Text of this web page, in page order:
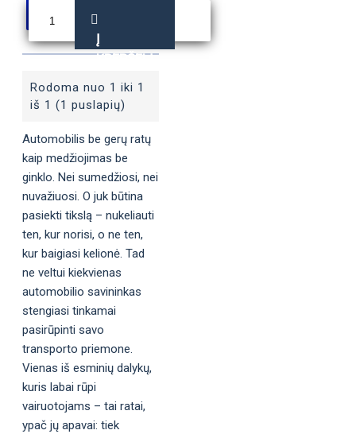
Į
KREPŠELĮ
Rodoma nuo 1 iki 1
iš 1 (1 puslapių)
Automobilis be gerų ratų
kaip medžiojimas be
ginklo. Nei sumedžiosi, nei
nuvažiuosi. O juk būtina
pasiekti tikslą – nukeliauti
ten, kur norisi, o ne ten,
kur baigiasi kelionė. Tad
ne veltui kiekvienas
automobilio savininkas
stengiasi tinkamai
pasirūpinti savo
transporto priemone.
Vienas iš esminių dalykų,
kuris labai rūpi
vairuotojams – tai ratai,
ypač jų apavai: tiek